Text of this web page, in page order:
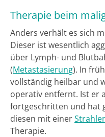
Therapie beim
Anders verhält es sich
Dieser ist wesentlich
über Lymph- und
(Metastasierung). In
vollständig heilbar und
operativ entfernt. Ist er
fortgeschritten und hat
diesen mit einer
Therapie.